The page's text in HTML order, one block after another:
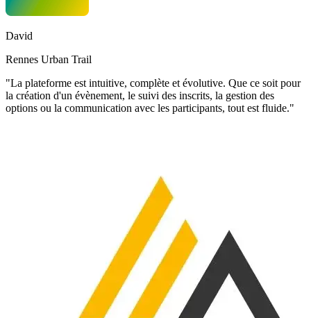
David
Rennes Urban Trail
"La plateforme est intuitive, complète et évolutive. Que ce soit pour
la création d'un évènement, le suivi des inscrits, la gestion des
options ou la communication avec les participants, tout est fluide."